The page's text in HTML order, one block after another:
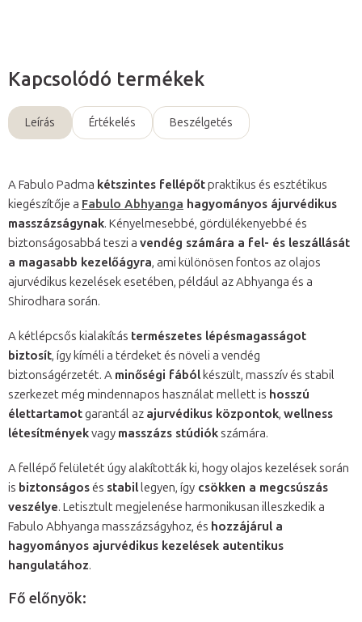
Kapcsolódó termékek
Leírás Értékelés Beszélgetés
A Fabulo Padma kétszintes fellépőtpraktikus és esztétikus
kiegészítője a Fabulo Abhyanga hagyományos ájurvédikus
masszázságynak. Kényelmesebbé, gördülékenyebbé és
biztonságosabbá teszi a vendég számára a fel- és leszállását
a magasabb kezelőágyra, ami különösen fontos az olajos
ajurvédikus kezelések esetében, például az Abhyanga és a
Shirodhara során.
A kétlépcsős kialakítás természetes lépésmagasságot
biztosít, így kíméli a térdeket és növeli a vendég
biztonságérzetét. A minőségi fából készült, masszív és stabil
szerkezet még mindennapos használat mellett is hosszú
élettartamotgarantál az ajurvédikus központok, wellness
létesítményekvagy masszázs stúdiókszámára.
A fellépő felületét úgy alakították ki, hogy olajos kezelések során
is biztonságosés stabillegyen, így csökken a megcsúszás
veszélye. Letisztult megjelenése harmonikusan illeszkedik a
Fabulo Abhyanga masszázságyhoz, és hozzájárul a
hagyományos ajurvédikus kezelések autentikus
hangulatához.
Fő előnyök: